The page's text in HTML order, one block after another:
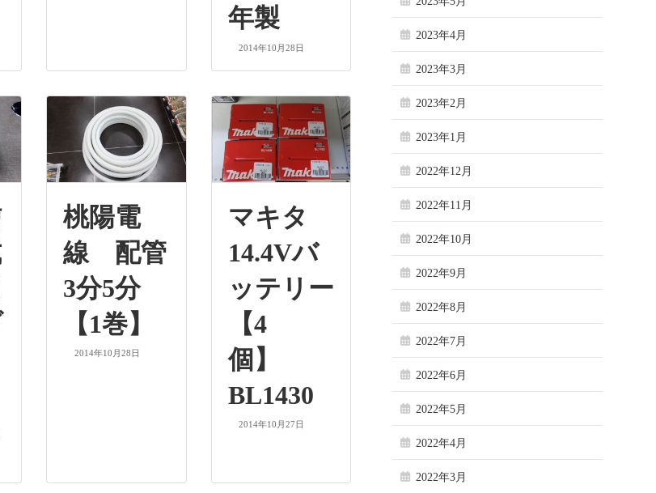
年製
2014年10月28日
桃陽電
線 配管
3分5分
【1巻】
2014年10月28日
マキタ
14.4Vバ
ッテリー
【4
個】
BL1430
2014年10月27日
2023年4月
2023年3月
2023年2月
2023年1月
2022年12月
2022年11月
2022年10月
2022年9月
2022年8月
2022年7月
2022年6月
2022年5月
2022年4月
2022年3月